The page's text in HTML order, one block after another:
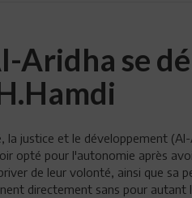
Aridha se
justice et le développement
opté pour l'autonomie après
de leur volonté, ainsi que sa
directement sans pour autant